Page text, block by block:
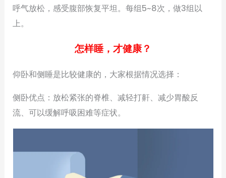
呼气放松，感受腹部恢复平坦。每组5~8次，做3组以
上。
怎样睡，才健康？
仰卧和侧睡是比较健康的，大家根据情况选择：
侧卧优点：放松紧张的脊椎、减轻打鼾、减少胃酸反
流、可以缓解呼吸困难等症状。